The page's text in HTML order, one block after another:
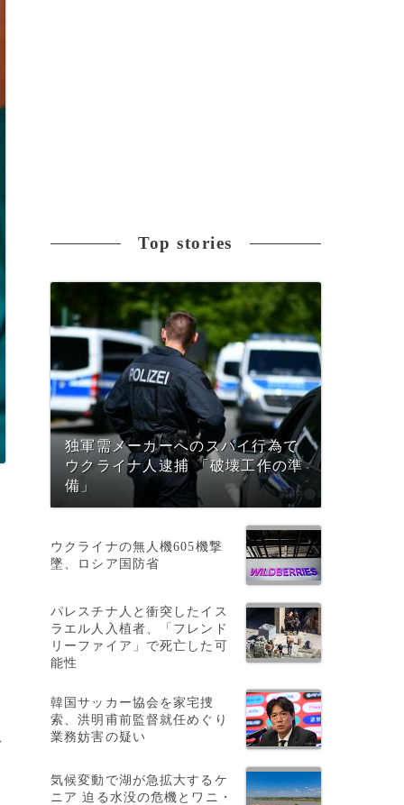
Top stories
独軍需メーカーへのスパイ行為で
ウクライナ人逮捕 「破壊工作の準
備」
ウクライナの無人機605機撃
墜、ロシア国防省
パレスチナ人と衝突したイス
ラエル人入植者、「フレンド
リーファイア」で死亡した可
能性
韓国サッカー協会を家宅捜
索、洪明甫前監督就任めぐり
業務妨害の疑い
気候変動で湖が急拡大するケ
ニア 迫る水没の危機とワニ・